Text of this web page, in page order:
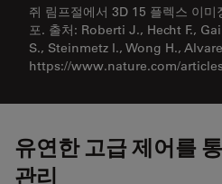
쥐 림프절에서 3D 15 플렉스 이
포. 출처: Roberti J., Hecht F.,
S., Steinmetz I., Wong H.,
https://www.nature.com/
유연한 고급 제어를
관리